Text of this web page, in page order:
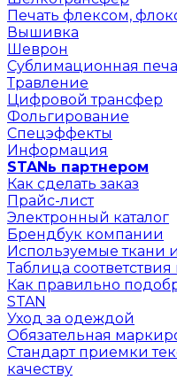
Печать флексом,
Вышивка
Шеврон
Сублимационная
Травление
Цифровой трансфер
Фольгирование
Спецэффекты
Информация
STANь партнером
Как сделать заказ
Прайс-лист
Электронный каталог
Брендбук компании
Используемые ткани
Таблица соответствия
Как правильно
STAN
Уход за одеждой
Обязательная
Стандарт приемки
качеству